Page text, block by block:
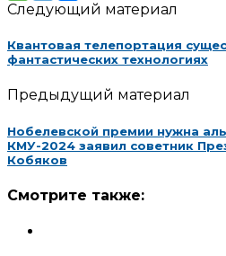
Следующий материал
Квантовая телепортация
фантастических технологиях
Предыдущий материал
Нобелевской премии нужна
КМУ-2024 заявил советник
Кобяков
Смотрите также: